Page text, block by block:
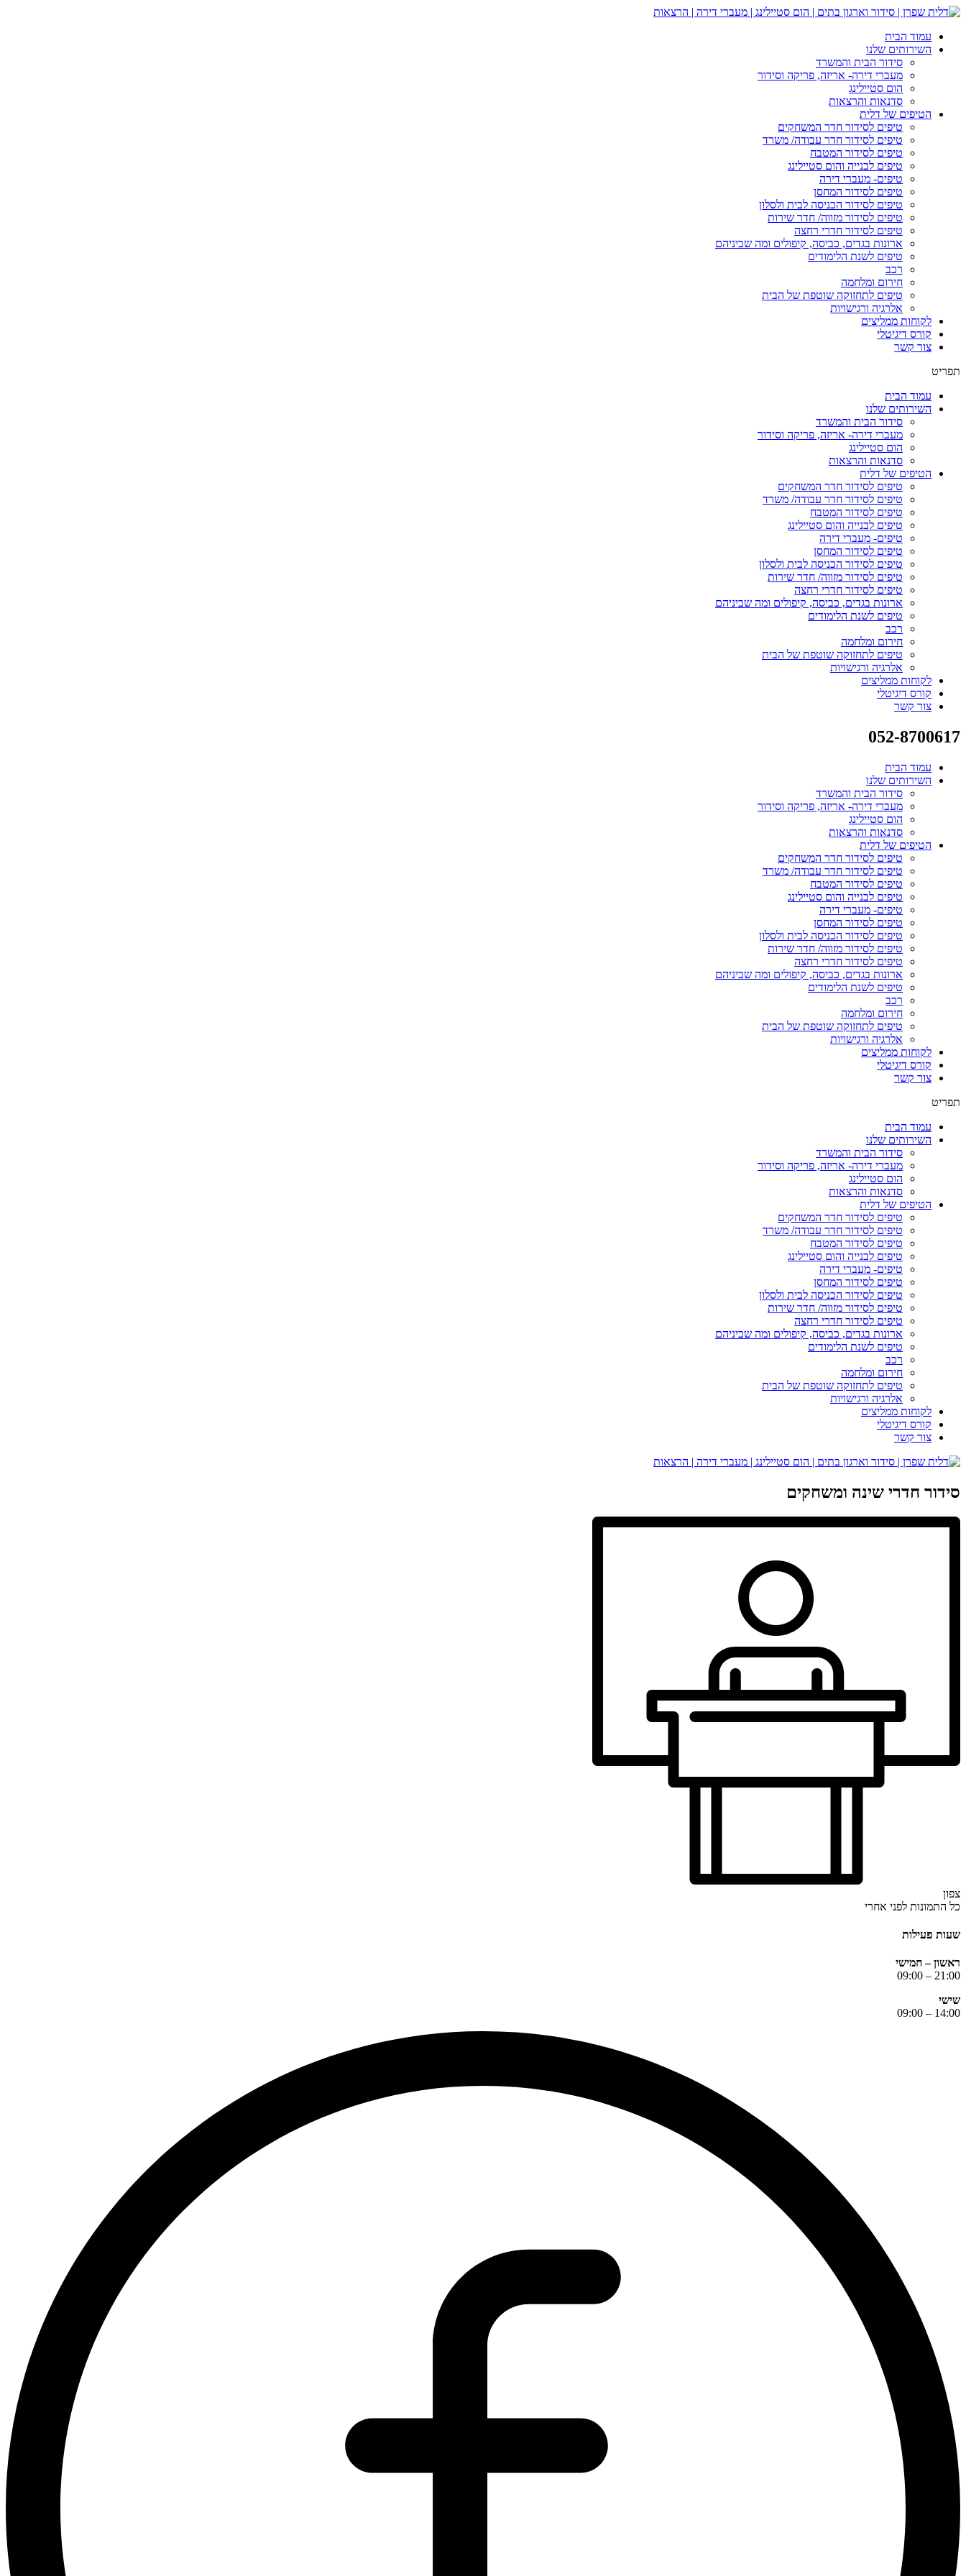
עמוד הבית
השירותים שלנו
סידור הבית והמשרד
מעברי דירה- אריזה, פריקה וסידור
הום סטיילינג
סדנאות והרצאות
הטיפים של דלית
טיפים לסידור חדר המשחקים
טיפים לסידור חדר עבודה/ משרד
טיפים לסידור המטבח
טיפים לבנייה והום סטיילינג
טיפים- מעברי דירה
טיפים לסידור המחסן
טיפים לסידור הכניסה לבית ולסלון
טיפים לסידור מזווה/ חדר שירות
טיפים לסידור חדרי רחצה
ארונות בגדים, כביסה, קיפולים ומה שביניהם
טיפים לשנת הלימודים
רכב
חירום ומלחמה
טיפים לתחזוקה שוטפת של הבית
אלרגיה ורגישויות
לקוחות ממליצים
קורס דיגיטלי
צור קשר
תפריט
עמוד הבית
השירותים שלנו
סידור הבית והמשרד
מעברי דירה- אריזה, פריקה וסידור
הום סטיילינג
סדנאות והרצאות
הטיפים של דלית
טיפים לסידור חדר המשחקים
טיפים לסידור חדר עבודה/ משרד
טיפים לסידור המטבח
טיפים לבנייה והום סטיילינג
טיפים- מעברי דירה
טיפים לסידור המחסן
טיפים לסידור הכניסה לבית ולסלון
טיפים לסידור מזווה/ חדר שירות
טיפים לסידור חדרי רחצה
ארונות בגדים, כביסה, קיפולים ומה שביניהם
טיפים לשנת הלימודים
רכב
חירום ומלחמה
טיפים לתחזוקה שוטפת של הבית
אלרגיה ורגישויות
לקוחות ממליצים
קורס דיגיטלי
צור קשר
052-8700617
עמוד הבית
השירותים שלנו
סידור הבית והמשרד
מעברי דירה- אריזה, פריקה וסידור
הום סטיילינג
סדנאות והרצאות
הטיפים של דלית
טיפים לסידור חדר המשחקים
טיפים לסידור חדר עבודה/ משרד
טיפים לסידור המטבח
טיפים לבנייה והום סטיילינג
טיפים- מעברי דירה
טיפים לסידור המחסן
טיפים לסידור הכניסה לבית ולסלון
טיפים לסידור מזווה/ חדר שירות
טיפים לסידור חדרי רחצה
ארונות בגדים, כביסה, קיפולים ומה שביניהם
טיפים לשנת הלימודים
רכב
חירום ומלחמה
טיפים לתחזוקה שוטפת של הבית
אלרגיה ורגישויות
לקוחות ממליצים
קורס דיגיטלי
צור קשר
תפריט
עמוד הבית
השירותים שלנו
סידור הבית והמשרד
מעברי דירה- אריזה, פריקה וסידור
הום סטיילינג
סדנאות והרצאות
הטיפים של דלית
טיפים לסידור חדר המשחקים
טיפים לסידור חדר עבודה/ משרד
טיפים לסידור המטבח
טיפים לבנייה והום סטיילינג
טיפים- מעברי דירה
טיפים לסידור המחסן
טיפים לסידור הכניסה לבית ולסלון
טיפים לסידור מזווה/ חדר שירות
טיפים לסידור חדרי רחצה
ארונות בגדים, כביסה, קיפולים ומה שביניהם
טיפים לשנת הלימודים
רכב
חירום ומלחמה
טיפים לתחזוקה שוטפת של הבית
אלרגיה ורגישויות
לקוחות ממליצים
קורס דיגיטלי
צור קשר
סידור חדרי שינה ומשחקים
צפון
כל התמונות לפני אחרי
שעות פעילות
ראשון – חמישי
21:00 – 09:00
שישי
14:00 – 09:00